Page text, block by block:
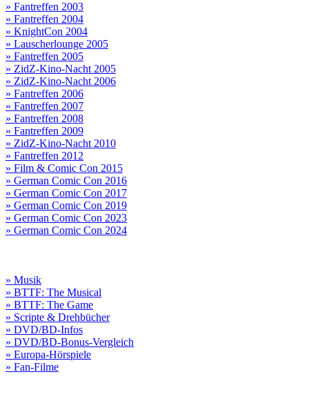
» Fantreffen 2003
» Fantreffen 2004
» KnightCon 2004
» Lauscherlounge 2005
» Fantreffen 2005
» ZidZ-Kino-Nacht 2005
» ZidZ-Kino-Nacht 2006
» Fantreffen 2006
» Fantreffen 2007
» Fantreffen 2008
» Fantreffen 2009
» ZidZ-Kino-Nacht 2010
» Fantreffen 2012
» Film & Comic Con 2015
» German Comic Con 2016
» German Comic Con 2017
» German Comic Con 2019
» German Comic Con 2023
» German Comic Con 2024
» Musik
» BTTF: The Musical
» BTTF: The Game
» Scripte & Drehbücher
» DVD/BD-Infos
» DVD/BD-Bonus-Vergleich
» Europa-Hörspiele
» Fan-Filme